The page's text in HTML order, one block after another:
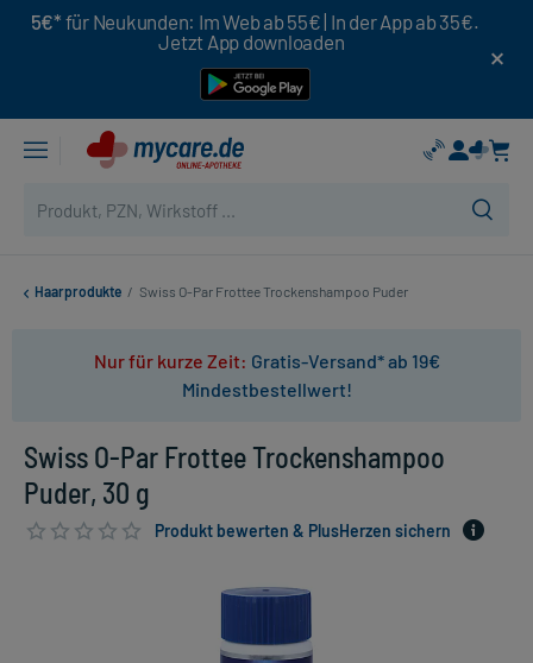
5€* für Neukunden: Im Web ab 55€ | In der App ab 35€.
Jetzt App downloaden
Haarprodukte / Swiss O-Par Frottee Trockenshampoo Puder
Nur für kurze Zeit: Gratis-Versand* ab 19€
Mindestbestellwert!
Swiss O-Par Frottee Trockenshampoo
Puder, 30 g
Produkt bewerten & PlusHerzen sichern